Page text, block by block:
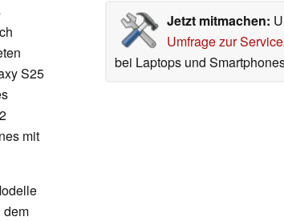
Jetzt mitmachen:
Umfrage zur
bei Laptops und
S25
mit
dem